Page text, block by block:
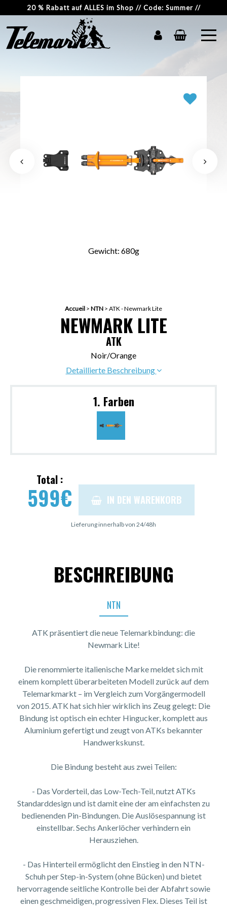
20 % Rabatt auf ALLES im Shop // Code: Summer //
Gewicht: 680g
Accueil > NTN > ATK - Newmark Lite
NEWMARK LITE
ATK
Noir/Orange
Detaillierte Beschreibung
1. Farben
Total :
599€ IN DEN WARENKORB
Lieferung innerhalb von 24/48h
BESCHREIBUNG
NTN
ATK präsentiert die neue Telemarkbindung: die
Newmark Lite!
Die renommierte italienische Marke meldet sich mit
einem komplett überarbeiteten Modell zurück auf dem
Telemarkmarkt – im Vergleich zum Vorgängermodell
von 2015. ATK hat sich hier wirklich ins Zeug gelegt: Die
Bindung ist optisch ein echter Hingucker, komplett aus
Aluminium gefertigt und zeugt von ATKs bekannter
Handwerkskunst.
Die Bindung besteht aus zwei Teilen:
- Das Vorderteil, das Low-Tech-Teil, nutzt ATKs
Standarddesign und ist damit eine der am einfachsten zu
bedienenden Pin-Bindungen. Die Auslösespannung ist
einstellbar. Sechs Ankerlöcher verhindern ein
Herausziehen.
- Das Hinterteil ermöglicht den Einstieg in den NTN-
Schuh per Step-in-System (ohne Bücken) und bietet
hervorragende seitliche Kontrolle bei der Abfahrt sowie
einen geschmeidigen, progressiven Flex. Dieses Teil ist